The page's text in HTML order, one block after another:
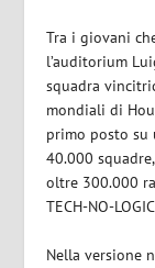
Tra i giovani
l’auditorium
squadra
mondiali di
primo posto su
40.000
oltre 300.000
TECH-NO-
Nella versione